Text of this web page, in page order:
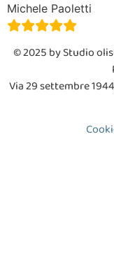
Michele Paoletti
© 2025 by Studio
Via 29 settembre